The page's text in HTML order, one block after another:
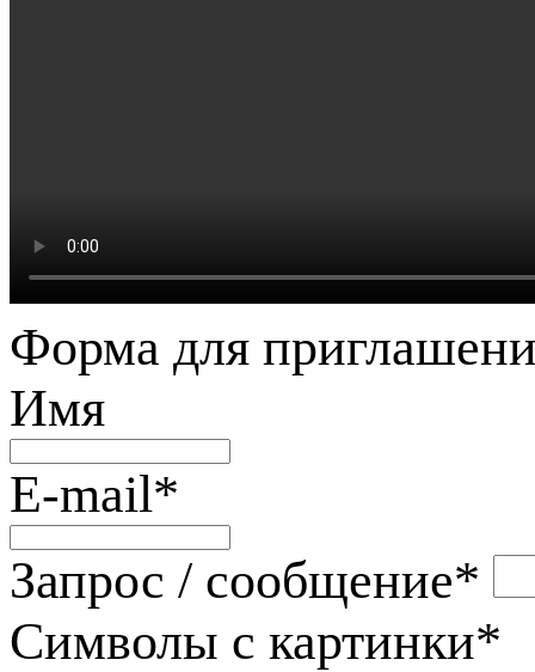
Форма для
Имя
E-mail*
Запрос / сообщение*
Символы с картинки*